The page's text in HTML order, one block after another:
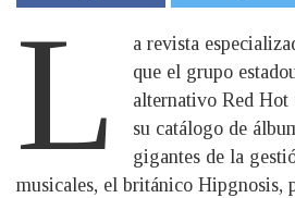
L
a revista
que el grupo
alternativo Red
su catálogo de
gigantes de la
musicales, el británico Hipgnosis,